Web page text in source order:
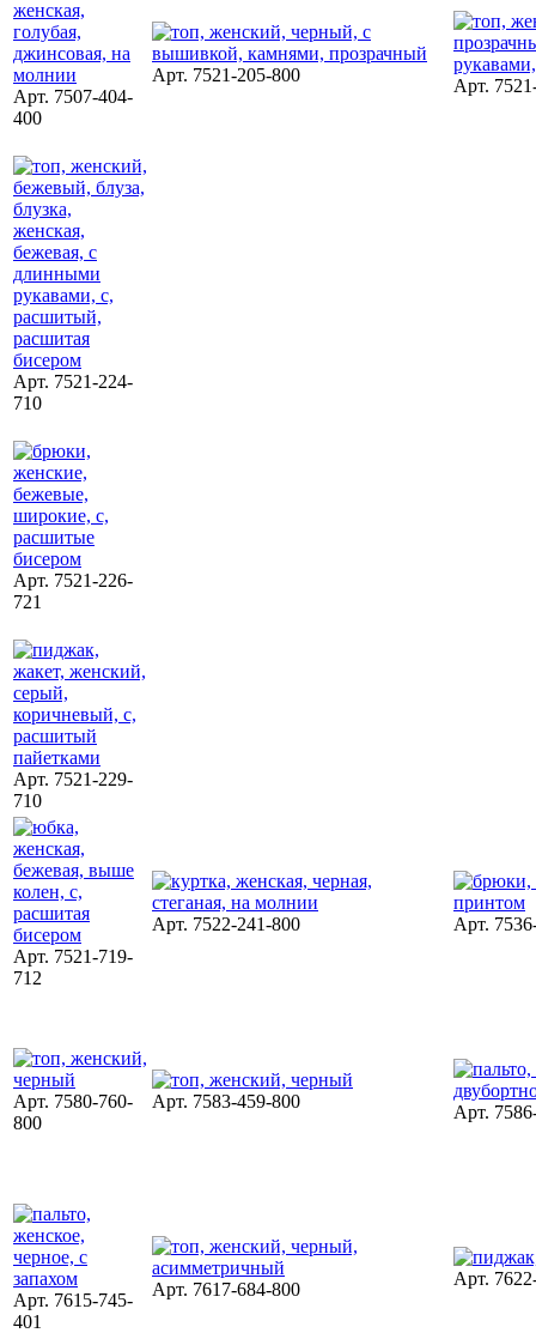
Арт. 7507-404-
400
Арт. 7521-205-800
Арт.
Арт. 7521-224-
710
Арт. 7521-226-
721
Арт. 7521-229-
710
Арт. 7521-719-
712
Арт. 7522-241-800 Арт.
Арт. 7580-760-
800
Арт. 7583-459-800
Арт.
Арт. 7615-745-
401
Арт. 7617-684-800
Арт.